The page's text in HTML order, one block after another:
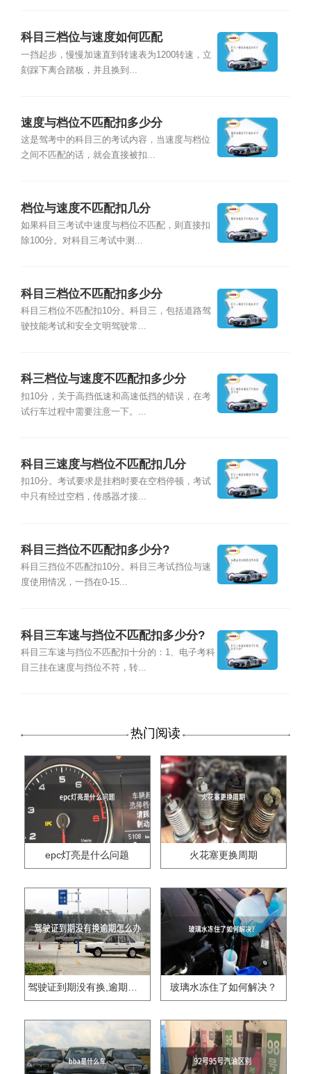
科目三档位与速度如何匹配
一挡起步，慢慢加速直到转速表为1200转速，立
刻踩下离合踏板，并且换到...
速度与档位不匹配扣多少分
这是驾考中的科目三的考试内容，当速度与档位
之间不匹配的话，就会直接被扣...
档位与速度不匹配扣几分
如果科目三考试中速度与档位不匹配，则直接扣
除100分。对科目三考试中测...
科目三档位不匹配扣多少分
科目三档位不匹配扣10分。科目三，包括道路驾
驶技能考试和安全文明驾驶常...
科三档位与速度不匹配扣多少分
扣10分，关于高挡低速和高速低挡的错误，在考
试行车过程中需要注意一下。...
科目三速度与档位不匹配扣几分
扣10分。考试要求是挂档时要在空档停顿，考试
中只有经过空档，传感器才接...
科目三挡位不匹配扣多少分?
科目三挡位不匹配扣10分。科目三考试挡位与速
度使用情况，一挡在0-15...
科目三车速与挡位不匹配扣多少分?
科目三车速与挡位不匹配扣十分的：1、电子考科
目三挂在速度与挡位不符，转...
热门阅读
epc灯亮是什么问题 火花塞更换周期
驾驶证到期没有换,逾期怎么办?? 玻璃水冻住了如何解决？